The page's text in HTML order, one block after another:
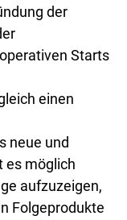
der
Starts
einen
neue und
es möglich
aufzuzeigen,
Folgeprodukte